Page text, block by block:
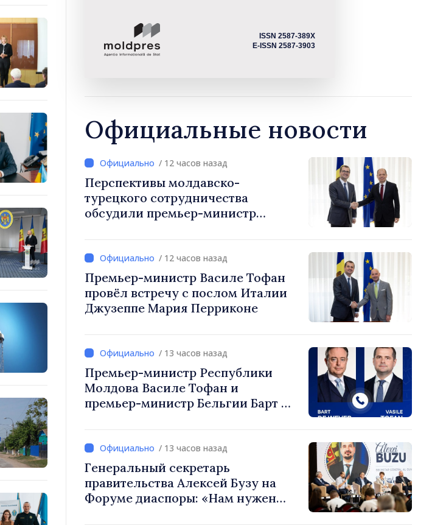
ISSN 2587-389X
E-ISSN 2587-3903
Официальные новости
/ 12 часов назад
Перспективы молдавско-
турецкого сотрудничества
обсудили премьер-министр
/ 12 часов назад
Премьер-министр Василе Тофан
провёл встречу с послом Италии
Джузеппе Мария Перриконе
/ 13 часов назад
Премьер-министр Республики
Молдова Василе Тофан и
премьер-министр Бельгии Барт де
/ 13 часов назад
Генеральный секретарь
правительства Алексей Бузу на
Форуме диаспоры: «Нам нужен